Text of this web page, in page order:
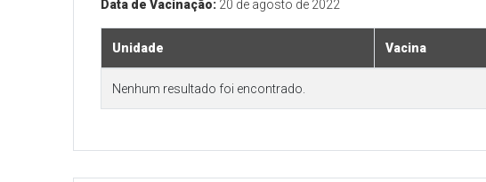
Data de Vacinação: 20 de agosto de 2022
Unidade Vacina
Nenhum resultado foi encontrado.